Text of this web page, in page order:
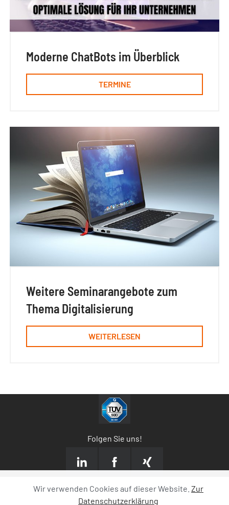
Wir verwenden Cookies auf dieser Website. Zur
Datenschutzerklärung
Moderne ChatBots im Überblick
TERMINE
Weitere Seminarangebote zum
Thema Digitalisierung
WEITERLESEN
Folgen Sie uns!